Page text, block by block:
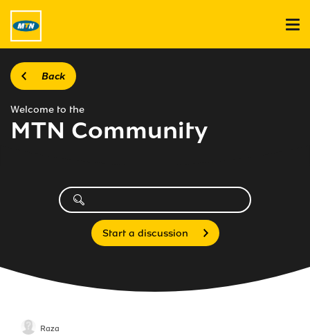
Back
Welcome to the
MTN Community
Start a discussion
Raza